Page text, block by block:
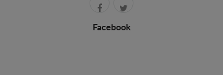
Facebook